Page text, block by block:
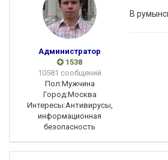
Администратор
1538
10581 сообщений
Пол:Мужчина
Город:Москва
Интересы:Антивирусы,
информационная
безопасность
В